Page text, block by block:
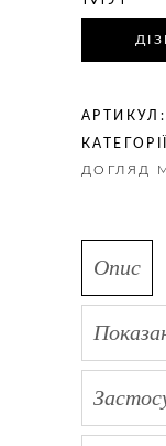
АРТИКУЛ:
ДОГЛЯД
Опис